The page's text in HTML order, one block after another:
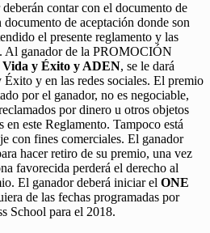
contar con el documento de
de aceptación donde son
el presente reglamento y las
Al ganador de la PROMOCIÓN
Vida y Éxito y ADEN, se le dará
y en las redes sociales. El premio
por el ganador, no es negociable,
por dinero u otros objetos
en este Reglamento. Tampoco está
con fines comerciales. El ganador
hacer retiro de su premio, una vez
favorecida perderá el derecho al
El ganador deberá iniciar el ONE
de las fechas programadas por
School para el 2018.